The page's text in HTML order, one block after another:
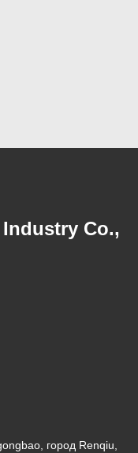
Co.,
город Renqiu,